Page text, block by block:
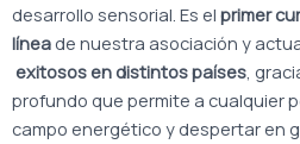
desarrollo sensorial. Es el primer
línea de nuestra asociación y
exitosos en distintos países,
profundo que permite a cualquier
campo energético y despertar en